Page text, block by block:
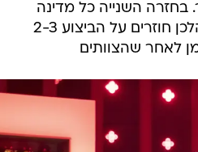
בחזרה השנייה כל מדינה
מקבלת 20 דקות שבמהלכן חוזרים על הביצוע 2-3
לאחר שהצוותים